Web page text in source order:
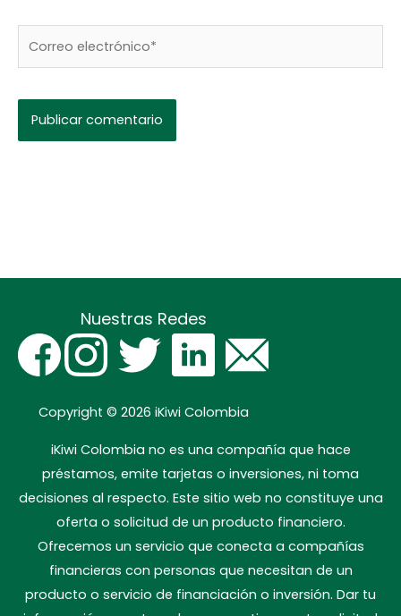
electrónico*
Nuestras Redes
Copyright © 2026 iKiwi Colombia
iKiwi Colombia no es una compañía que hace
préstamos, emite tarjetas o inversiones, ni toma
decisiones al respecto. Este sitio web no constituye una
oferta o solicitud de un producto financiero.
Ofrecemos un servicio que conecta a compañías
financieras con personas que necesitan de un
producto o servicio de financiación o inversión. Dar tu